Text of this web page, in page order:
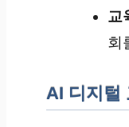
교
회
AI 디지털